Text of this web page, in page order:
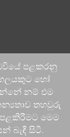
පළකරනු
හෝ
නම් එම
තහවුරු
මෙම
බැඳී සිටී.